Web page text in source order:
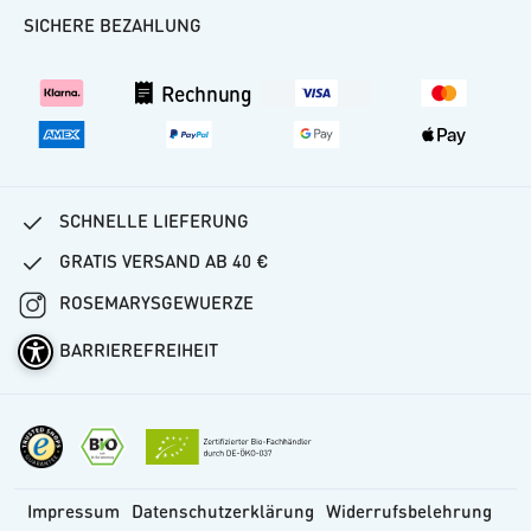
Versand
Vertrag widerrufen
SICHERE BEZAHLUNG
Rechnung
SCHNELLE LIEFERUNG
GRATIS VERSAND AB 40 €
ROSEMARYSGEWUERZE
BARRIEREFREIHEIT
Impressum Datenschutzerklärung Widerrufsbelehrung